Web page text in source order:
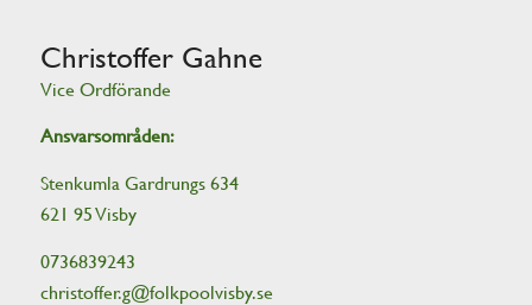
Christoffer Gahne
Vice Ordförande
Ansvarsområden:
Stenkumla Gardrungs 634
621 95 Visby
0736839243
christoffer.g@folkpoolvisby.se